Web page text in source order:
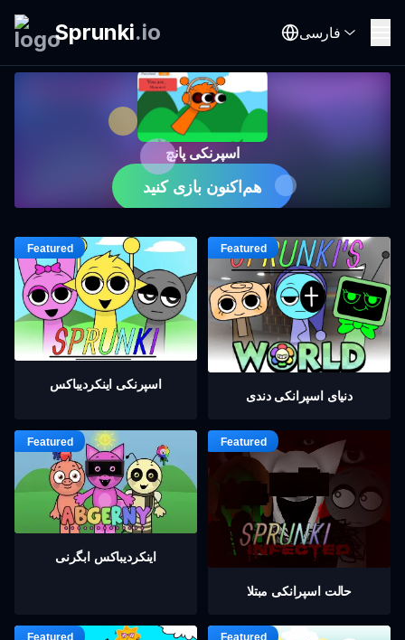
Sprunki.io فارسی
اسپرنکی پانچ
هم‌اکنون بازی کنید
اسپرنکی اینکردیباکس
دنیای اسپرانکی دندی
اینکردیباكس ابگرنی
حالت اسپرانکی مبتلا